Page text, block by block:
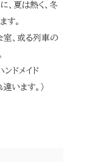
、夏は熱く、冬
す。
室、或る列車の
ドメイド
います。）